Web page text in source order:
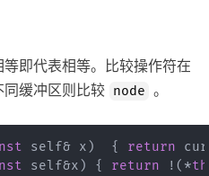
等即代表相等。比较操作符在
同缓冲区则比较 node 。
self& x ) { return
cur
self&x ) { return ! ( *